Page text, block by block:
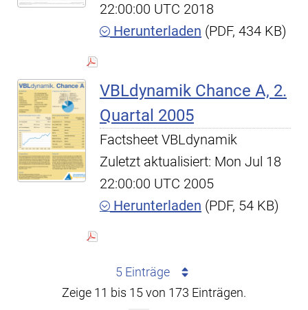
22:00:00 UTC 2018
Herunterladen (PDF, 434 KB)
VBLdynamik Chance A, 2.
Quartal 2005
Factsheet VBLdynamik
Zuletzt aktualisiert: Mon Jul 18
22:00:00 UTC 2005
Herunterladen (PDF, 54 KB)
5 Einträge
Zeige 11 bis 15 von 173 Einträgen.